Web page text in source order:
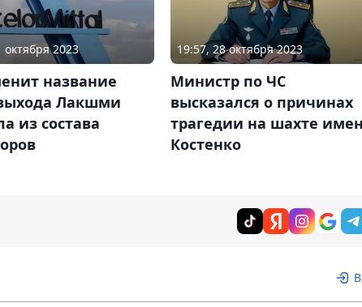
октября 2023
название
Лакшми
из состава
19:57, 28 октября 2023
Министр по ЧС
высказался о причинах
трагедии на шахте
Костенко